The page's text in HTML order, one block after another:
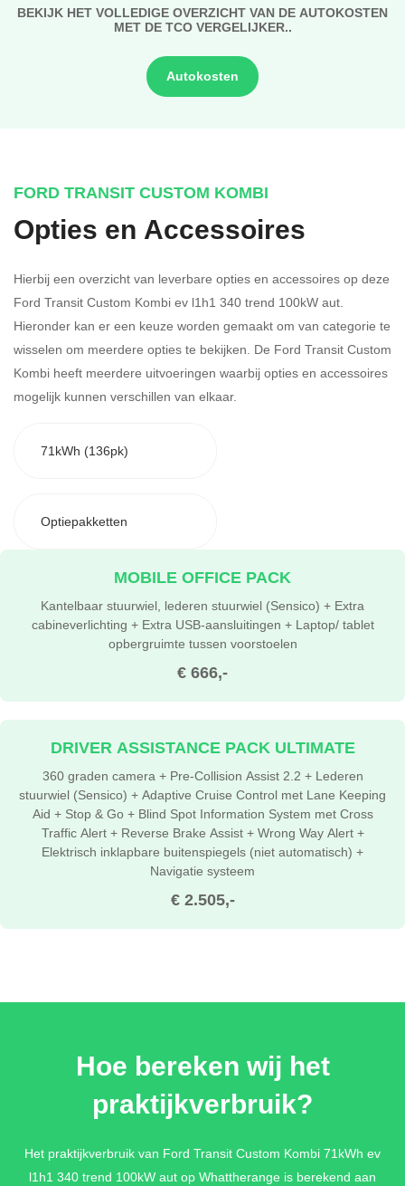
BEKIJK HET VOLLEDIGE OVERZICHT VAN DE AUTOKOSTEN
MET DE TCO VERGELIJKER..
Autokosten
FORD TRANSIT CUSTOM KOMBI
Opties en Accessoires
Hierbij een overzicht van leverbare opties en accessoires op deze
Ford Transit Custom Kombi ev l1h1 340 trend 100kW aut.
Hieronder kan er een keuze worden gemaakt om van categorie te
wisselen om meerdere opties te bekijken. De Ford Transit Custom
Kombi heeft meerdere uitvoeringen waarbij opties en accessoires
mogelijk kunnen verschillen van elkaar.
71kWh (136pk)
Optiepakketten
€ 666,-
MOBILE OFFICE PACK
Kantelbaar stuurwiel, lederen stuurwiel (Sensico) + Extra
cabineverlichting + Extra USB-aansluitingen + Laptop/ tablet
opbergruimte tussen voorstoelen
€ 2.505,-
DRIVER ASSISTANCE PACK ULTIMATE
360 graden camera + Pre-Collision Assist 2.2 + Lederen
stuurwiel (Sensico) + Adaptive Cruise Control met Lane Keeping
Aid + Stop & Go + Blind Spot Information System met Cross
Traffic Alert + Reverse Brake Assist + Wrong Way Alert +
Elektrisch inklapbare buitenspiegels (niet automatisch) +
Navigatie systeem
Hoe bereken wij het
praktijkverbruik?
Het praktijkverbruik van Ford Transit Custom Kombi 71kWh ev
l1h1 340 trend 100kW aut op Whattherange is berekend aan